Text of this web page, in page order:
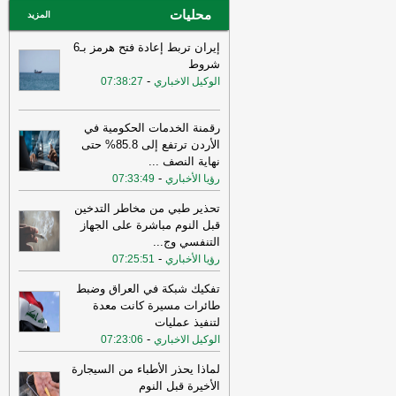
عاجل الإلكترونية
محليات المزيد
إيران تربط إعادة فتح هرمز بـ6
شروط
الوكيل الاخباري -
07:38:27
رقمنة الخدمات الحكومية في
الأردن ترتفع إلى 85.8% حتى
نهاية النصف ...
رؤيا الأخباري -
07:33:49
تحذير طبي من مخاطر التدخين
قبل النوم مباشرة على الجهاز
التنفسي وج...
رؤيا الأخباري -
07:25:51
تفكيك شبكة في العراق وضبط
طائرات مسيرة كانت معدة
لتنفيذ عمليات
الوكيل الاخباري -
07:23:06
لماذا يحذر الأطباء من السيجارة
الأخيرة قبل النوم